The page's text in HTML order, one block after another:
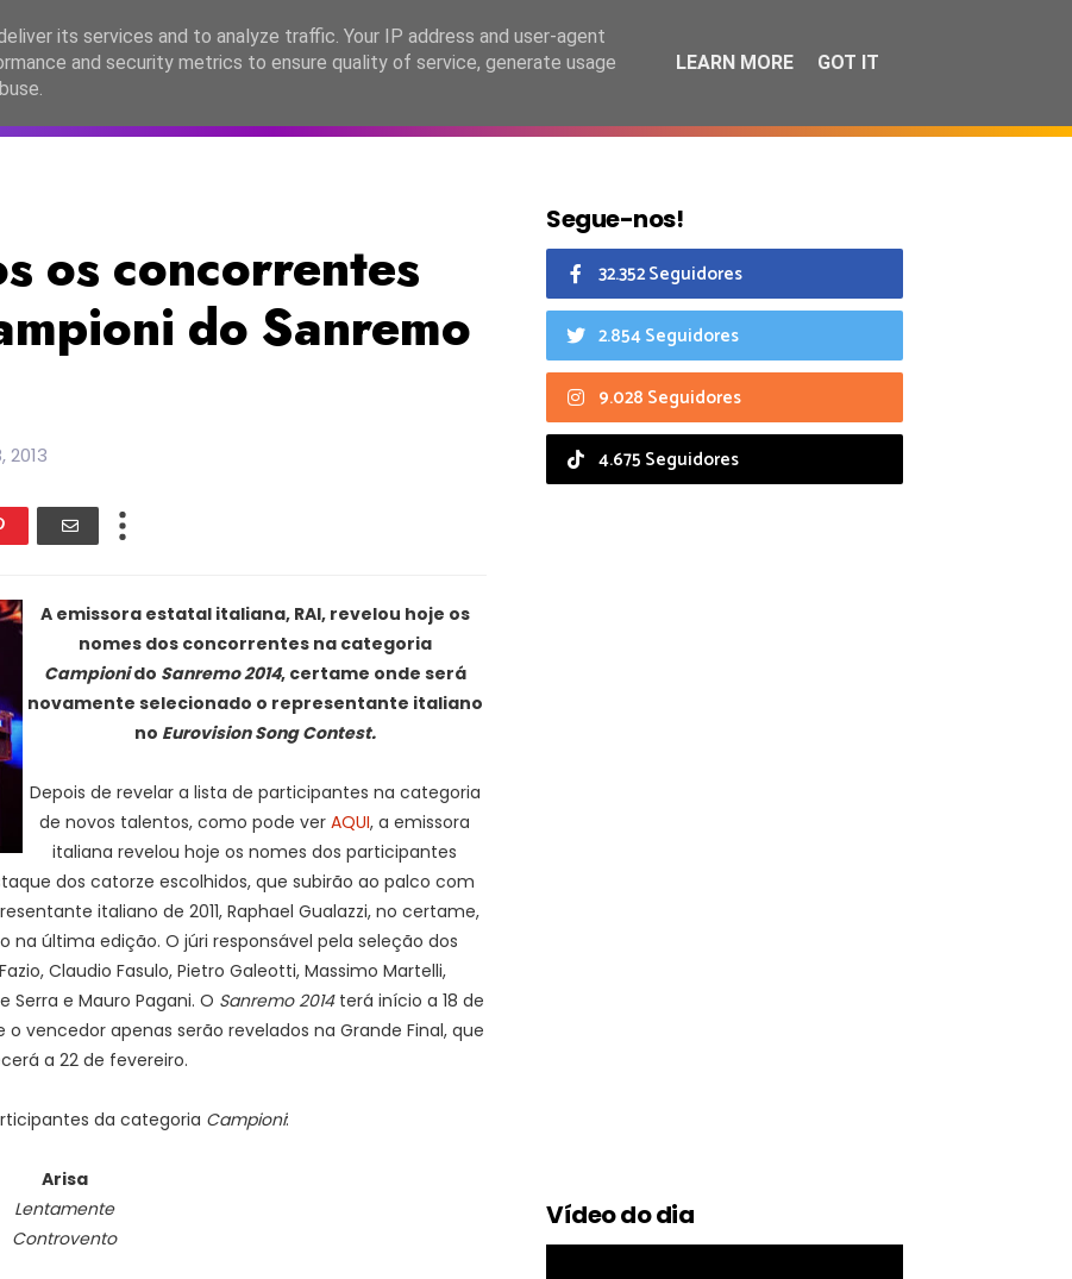
EASC2026 PORTUGAL LANÇAMENTOS ESPECIAIS CALENDÁRIO
os concorrentes
do Sanremo
2013
A emissora estatal italiana, RAI, revelou hoje os
nomes dos concorrentes na categoria
Campionido Sanremo 2014, certame onde será
novamente selecionado o representante italiano
no Eurovision Song Contest.
Depois de revelar a lista de participantes na categoria
de novos talentos, como pode ver AQUI, a emissora
italiana revelou hoje os nomes dos participantes
dos catorze escolhidos, que subirão ao palco com
italiano de 2011, Raphael Gualazzi, no certame,
última edição. O júri responsável pela seleção dos
Claudio Fasulo, Pietro Galeotti, Massimo Martelli,
Serra e Mauro Pagani. O Sanremo 2014terá início a 18 de
vencedor apenas serão revelados na Grande Final, que
a 22 de fevereiro.
da categoria Campioni:
Arisa
Lentamente
Controvento
Segue-nos!
32.352 Seguidores
2.854 Seguidores
9.028 Seguidores
4.675 Seguidores
Vídeo do dia
its services and to analyze traffic. Your IP address and user-agent
and security metrics to ensure quality of service, generate usage
LEARN MORE GOT IT